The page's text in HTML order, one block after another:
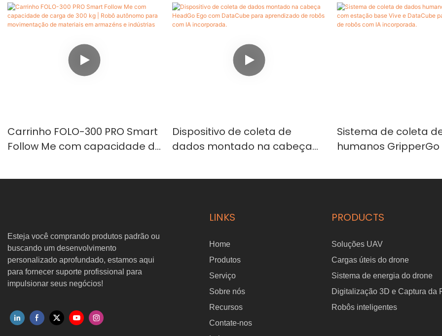
Carrinho FOLO-300 PRO Smart
Follow Me com capacidade de
autônomo para
Dispositivo de coleta de
dados montado na cabeça
para aprendizado de robôs
Sistema de coleta
humanos GripperGo
DataCube para
Esteja você comprando produtos padrão ou
buscando um desenvolvimento
personalizado aprofundado, estamos aqui
para fornecer suporte profissional para
impulsionar seus negócios!
LINKS
Home
Produtos
Serviço
Sobre nós
Recursos
Contate-nos
PRODUCTS
Soluções UAV
Cargas úteis do drone
Sistema de energia do drone
Digitalização 3D e Captura da
Robôs inteligentes